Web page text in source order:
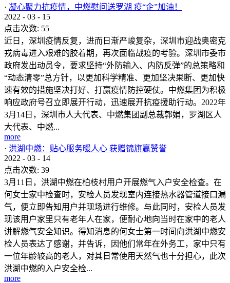
· 凝心聚力抗疫情，中燃慰问送罗湖 疫“企”加油！
2022 - 03 - 15
点击次数: 55
近日，深圳疫情反复，进而日渐严峻复杂，深圳市迎战奥密克
戎病毒进入艰难的胶着期，再次面临战疫的考验。深圳市委市
政府发出动员令，要求坚持“外防输入、内防反弹”的总策略和
“动态清零”总方针，以更加科学精准、更加坚决果断、更加快
速有效的措施坚决打好、打赢疫情防控硬仗。中燃集团为积极
响应政府号召立即展开行动，迅速展开抗疫援助行动。2022年
3月14日，深圳市人大代表、中燃集团副总裁郭娟，罗湖区人
大代表、中燃...
more
· 洪湖中燃：贴心服务暖人心 获赠锦旗赢赞誉
2022 - 03 - 14
点击次数: 39
3月11日，洪湖中燃在柏枝村用户开展燃气入户安全检查。在
何女士家中检查时，安检人员发现室内连接热水器管道接口漏
气，便立即告知用户并现场进行维修。与此同时，安检人员发
现该用户家里只有老年人在家，便耐心地向当时在家中的老人
讲解燃气安全知识。得知消息的何女士第一时间向洪湖中燃安
检人员表达了感谢，并告诉，因他们常年在外务工，家中只有
一位年龄较高的老人，对其日常使用天然气也十分担心，此次
洪湖中燃的入户安全检...
more